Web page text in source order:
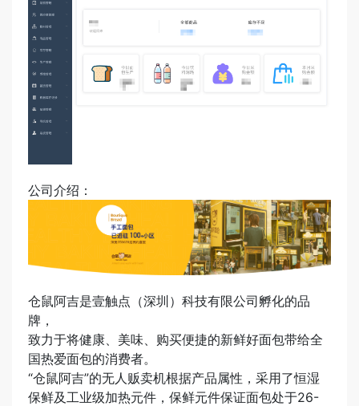
公司介绍：
仓鼠阿吉是壹触点（深圳）科技有限公司孵化的品
牌，
致力于将健康、美味、购买便捷的新鲜好面包带给全
国热爱面包的消费者。
“仓鼠阿吉”的无人贩卖机根据产品属性，采用了恒湿
保鲜及工业级加热元件 ，保鲜元件保证面包处于26-